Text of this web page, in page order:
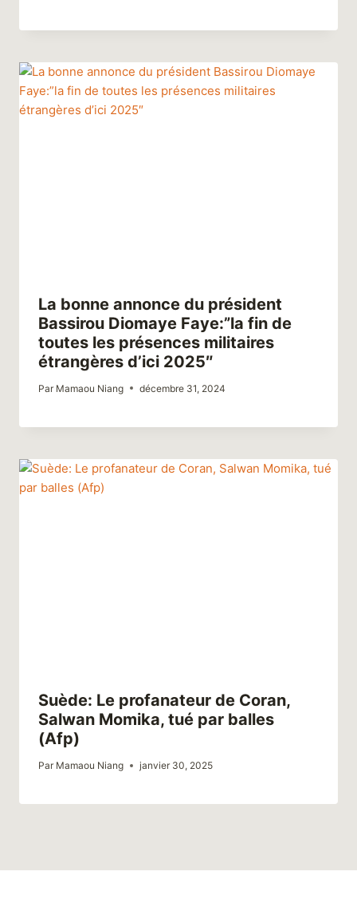
La bonne annonce du président
Bassirou Diomaye Faye:”la fin de
toutes les présences militaires
étrangères d’ici 2025″
Par Mamaou Niang décembre 31, 2024
Suède: Le profanateur de Coran,
Salwan Momika, tué par balles
(Afp)
Par Mamaou Niang janvier 30, 2025